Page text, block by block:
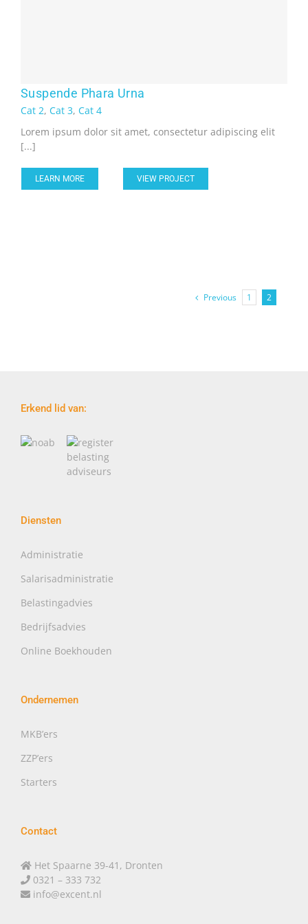
Suspende Phara Urna
Cat 2, Cat 3, Cat 4
Lorem ipsum dolor sit amet, consectetur adipiscing elit
[...]
LEARN MORE VIEW PROJECT
Previous 1 2
Erkend lid van:
Diensten
Administratie
Salarisadministratie
Belastingadvies
Bedrijfsadvies
Online Boekhouden
Ondernemen
MKB’ers
ZZP’ers
Starters
Contact
Het Spaarne 39-41, Dronten
0321 – 333 732
info@excent.nl